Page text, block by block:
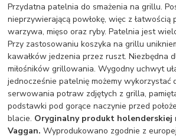
Przydatna patelnia do smażenia na grillu.
nieprzywierającą powłokę, więc z łatwością
warzywa, mięso oraz ryby. Patelnia jest
Przy zastosowaniu koszyka na grillu
kawałków jedzenia przez ruszt. Niezbędna
miłośników grillowania. Wygodny uchwyt
jednocześnie patelnię możemy wykorzystać
serwowania potraw zdjętych z grilla,
podstawki pod gorące naczynie przed
blacie. Oryginalny produkt holenderskiej
Vaggan. Wyprodukowano zgodnie z